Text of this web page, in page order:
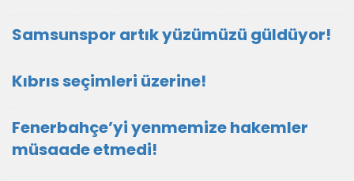
Samsunspor artık yüzümüzü güldüyor!
Kıbrıs seçimleri üzerine!
Fenerbahçe’yi yenmemize hakemler
müsaade etmedi!